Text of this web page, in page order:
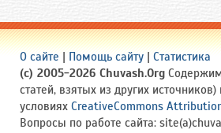
О сайте | Помощь сайту | Статистика
(c) 2005-2026 Chuvash.Org
статей, взятых из других источников)
условиях CreativeCommons
Вопросы по работе сайта: